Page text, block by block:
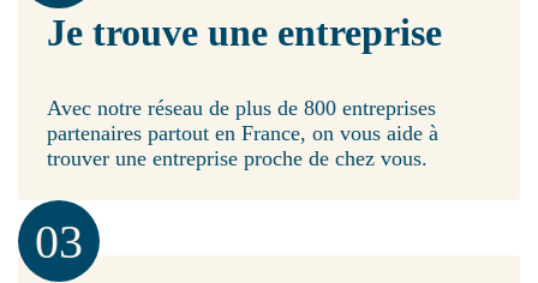
Je trouve une entreprise
Avec notre réseau de plus de 800 entreprises
partenaires partout en France, on vous aide à
trouver une entreprise proche de chez vous.
03